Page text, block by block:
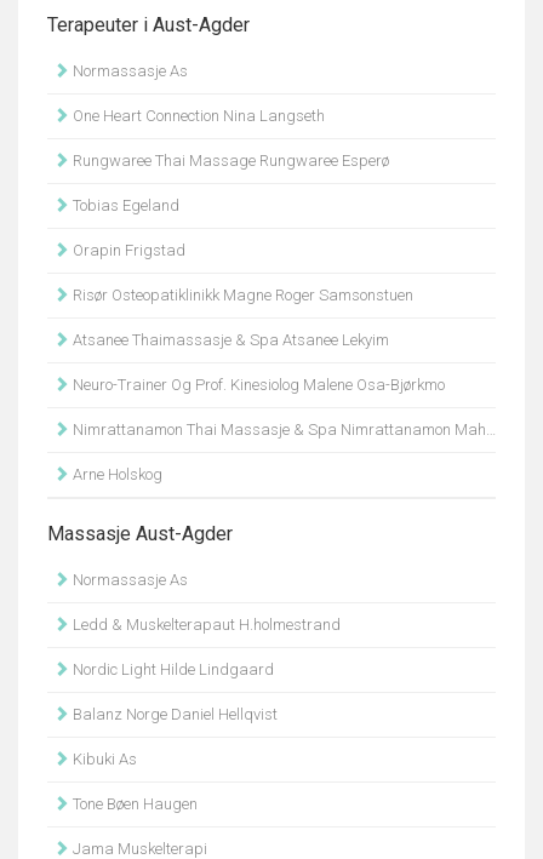
Terapeuter i Aust-Agder
Normassasje As
One Heart Connection Nina Langseth
Rungwaree Thai Massage Rungwaree Esperø
Tobias Egeland
Orapin Frigstad
Risør Osteopatiklinikk Magne Roger Samsonstuen
Atsanee Thaimassasje & Spa Atsanee Lekyim
Neuro-Trainer Og Prof. Kinesiolog Malene Osa-Bjørkmo
Nimrattanamon Thai Massasje & Spa Nimrattanamon Mahanithinee
Arne Holskog
Massasje Aust-Agder
Normassasje As
Ledd & Muskelterapaut H.holmestrand
Nordic Light Hilde Lindgaard
Balanz Norge Daniel Hellqvist
Kibuki As
Tone Bøen Haugen
Jama Muskelterapi